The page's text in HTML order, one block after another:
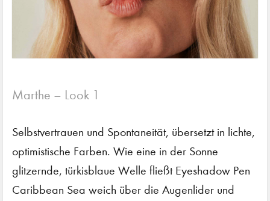
Marthe – Look 1
Selbstvertrauen und Spontaneität, übersetzt in lichte,
optimistische Farben. Wie eine in der Sonne
glitzernde, türkisblaue Welle fließt Eyeshadow Pen
Caribbean Sea weich über die Augenlider und